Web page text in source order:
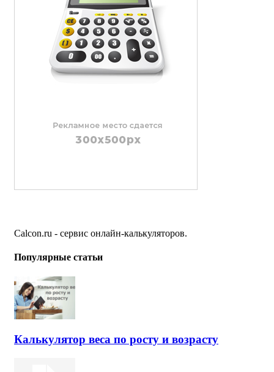
Calcon.ru - сервис онлайн-калькуляторов.
Популярные статьи
Калькулятор веса по росту и возрасту